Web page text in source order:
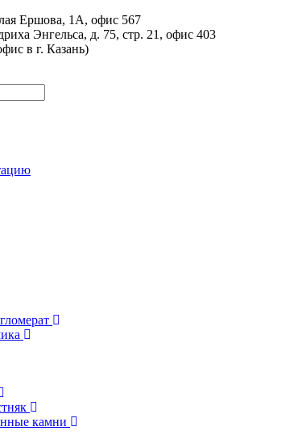
Ершова, 1А, офис 567
Энгельса, д. 75, стр. 21, офис 403
в г. Казань)
камни